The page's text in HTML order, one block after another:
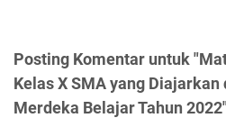
Posting Komentar untuk
Kelas X SMA yang
Merdeka Belajar Tahun